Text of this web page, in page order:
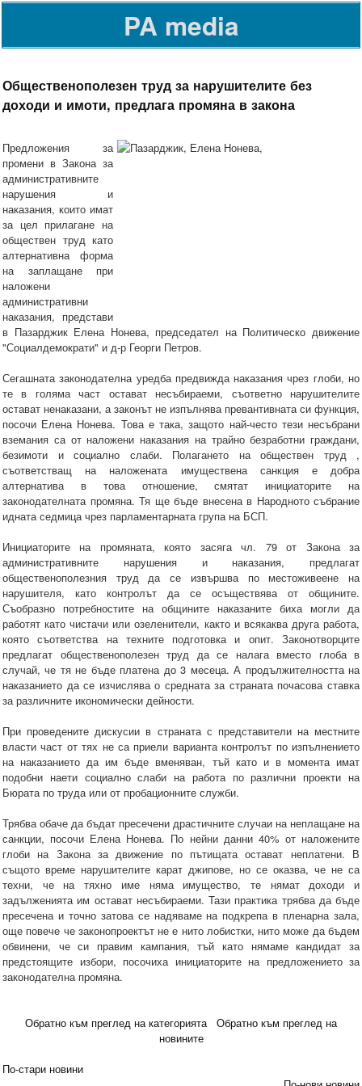
PA media
Общественополезен труд за нарушителите без
доходи и имоти, предлага промяна в закона
Предложения за
промени в Закона за
административните
нарушения и
наказания, които имат
за цел прилагане на
обществен труд като
алтернативна форма
на заплащане при
наложени
административни
наказания, представи
в Пазарджик Елена Нонева, председател на Политическо движение
"Социалдемократи" и д-р Георги Петров.
Сегашната законодателна уредба предвижда наказания чрез глоби, но
те в голяма част остават несъбираеми, съответно нарушителите
остават ненаказани, а законът не изпълнява превантивната си функция,
посочи Елена Нонева. Това е така, защото най-често тези несъбрани
вземания са от наложени наказания на трайно безработни граждани,
безимоти и социално слаби. Полагането на обществен труд ,
съответстващ на наложената имуществена санкция е добра
алтернатива в това отношение, смятат инициаторите на
законодателната промяна. Тя ще бъде внесена в Народното събрание
идната седмица чрез парламентарната група на БСП.
Инициаторите на промяната, която засяга чл. 79 от Закона за
административните нарушения и наказания, предлагат
общественополезния труд да се извършва по местоживеене на
нарушителя, като контролът да се осъществява от общините.
Съобразно потребностите на общините наказаните биха могли да
работят като чистачи или озеленители, както и всякаква друга работа,
която съответства на техните подготовка и опит. Законотворците
предлагат общественополезен труд да се налага вместо глоба в
случай, че тя не бъде платена до 3 месеца. А продължителността на
наказанието да се изчислява о средната за страната почасова ставка
за различните икономически дейности.
При проведените дискусии в страната с представители на местните
власти част от тях не са приели варианта контролът по изпълнението
на наказанието да им бъде вменяван, тъй като и в момента имат
подобни наети социално слаби на работа по различни проекти на
Бюрата по труда или от пробационните служби.
Трябва обаче да бъдат пресечени драстичните случаи на неплащане на
санкции, посочи Елена Нонева. По нейни данни 40% от наложените
глоби на Закона за движение по пътищата остават неплатени. В
същото време нарушителите карат джипове, но се оказва, че не са
техни, че на тяхно име няма имущество, те нямат доходи и
задълженията им остават несъбираеми. Тази практика трябва да бъде
пресечена и точно затова се надяваме на подкрепа в пленарна зала,
още повече че законопроектът не е нито лобистки, нито може да бъдем
обвинени, че си правим кампания, тъй като нямаме кандидат за
предстоящите избори, посочиха инициаторите на предложението за
законодателна промяна.
Обратно към преглед на категорията
Обратно към преглед на
новините
По-стари новини